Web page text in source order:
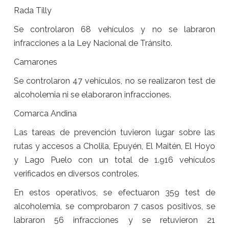
Rada Tilly
Se controlaron 68 vehículos y no se labraron
infracciones a la Ley Nacional de Tránsito.
Camarones
Se controlaron 47 vehículos, no se realizaron test de
alcoholemia ni se elaboraron infracciones.
Comarca Andina
Las tareas de prevención tuvieron lugar sobre las
rutas y accesos a Cholila, Epuyén, El Maitén, El Hoyo
y Lago Puelo con un total de 1.916 vehículos
verificados en diversos controles.
En estos operativos, se efectuaron 359 test de
alcoholemia, se comprobaron 7 casos positivos, se
labraron 56 infracciones y se retuvieron 21